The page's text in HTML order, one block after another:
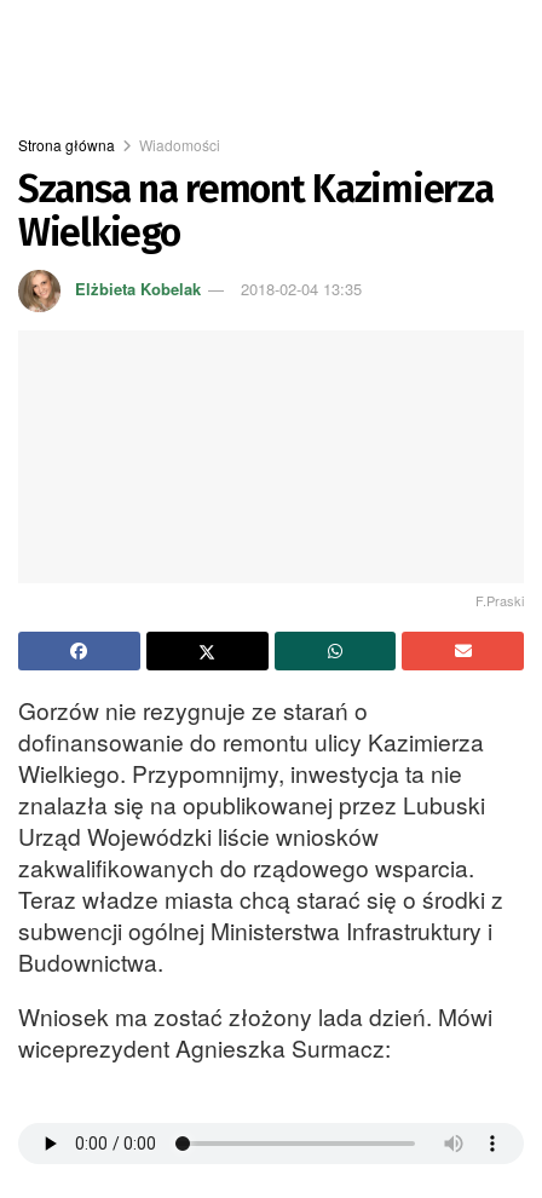
Strona główna Wiadomości
Szansa na remont Kazimierza
Wielkiego
Elżbieta Kobelak 2018-02-04 13:35
F.Praski
Gorzów nie rezygnuje ze starań o
dofinansowanie do remontu ulicy Kazimierza
Wielkiego. Przypomnijmy, inwestycja ta nie
znalazła się na opublikowanej przez Lubuski
Urząd Wojewódzki liście wniosków
zakwalifikowanych do rządowego wsparcia.
Teraz władze miasta chcą starać się o środki z
subwencji ogólnej Ministerstwa Infrastruktury i
Budownictwa.
Wniosek ma zostać złożony lada dzień. Mówi
wiceprezydent Agnieszka Surmacz: